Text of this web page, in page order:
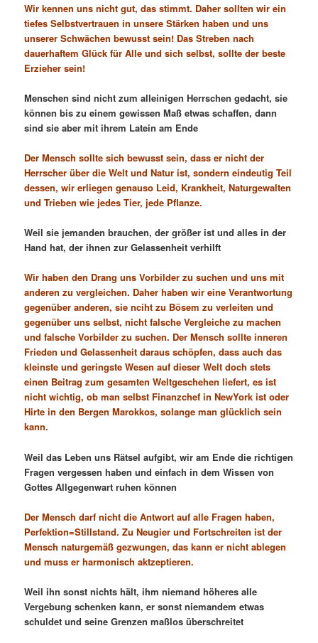
Wir kennen uns nicht gut, das stimmt. Daher sollten wir ein
tiefes Selbstvertrauen in unsere Stärken haben und uns
unserer Schwächen bewusst sein! Das Streben nach
dauerhaftem Glück für Alle und sich selbst, sollte der beste
Erzieher sein!
Menschen sind nicht zum alleinigen Herrschen gedacht, sie
können bis zu einem gewissen Maß etwas schaffen, dann
sind sie aber mit ihrem Latein am Ende
Der Mensch sollte sich bewusst sein, dass er nicht der
Herrscher über die Welt und Natur ist, sondern eindeutig Teil
dessen, wir erliegen genauso Leid, Krankheit, Naturgewalten
und Trieben wie jedes Tier, jede Pflanze.
Weil sie jemanden brauchen, der größer ist und alles in der
Hand hat, der ihnen zur Gelassenheit verhilft
Wir haben den Drang uns Vorbilder zu suchen und uns mit
anderen zu vergleichen. Daher haben wir eine Verantwortung
gegenüber anderen, sie nciht zu Bösem zu verleiten und
gegenüber uns selbst, nicht falsche Vergleiche zu machen
und falsche Vorbilder zu suchen. Der Mensch sollte inneren
Frieden und Gelassenheit daraus schöpfen, dass auch das
kleinste und geringste Wesen auf dieser Welt doch stets
einen Beitrag zum gesamten Weltgeschehen liefert, es ist
nicht wichtig, ob man selbst Finanzchef in NewYork ist oder
Hirte in den Bergen Marokkos, solange man glücklich sein
kann.
Weil das Leben uns Rätsel aufgibt, wir am Ende die richtigen
Fragen vergessen haben und einfach in dem Wissen von
Gottes Allgegenwart ruhen können
Der Mensch darf nicht die Antwort auf alle Fragen haben,
Perfektion=Stillstand. Zu Neugier und Fortschreiten ist der
Mensch naturgemäß gezwungen, das kann er nicht ablegen
und muss er harmonisch aktzeptieren.
Weil ihn sonst nichts hält, ihm niemand höheres alle
Vergebung schenken kann, er sonst niemandem etwas
schuldet und seine Grenzen maßlos überschreitet